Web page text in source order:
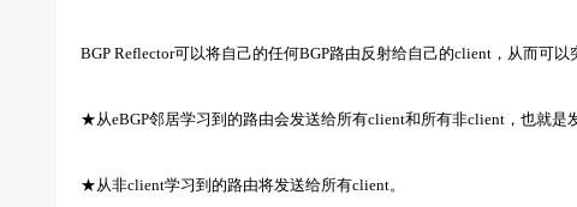
BGP Reflector可以将自己的任何BGP路由反射给自己的client，从而可
★从eBGP邻居学习到的路由会发送给所有client和所有非client，也就是
★从非client学习到的路由将发送给所有client。